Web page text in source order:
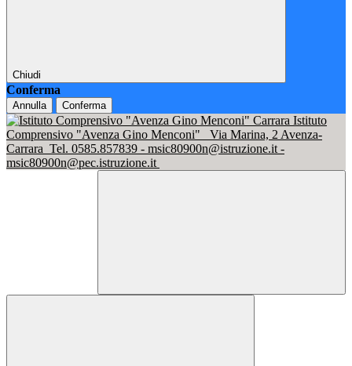
Chiudi
Conferma
Annulla Conferma
Istituto
Comprensivo "Avenza Gino Menconi"
Via Marina, 2 Avenza-
Carrara Tel. 0585.857839 - msic80900n@istruzione.it -
msic80900n@pec.istruzione.it